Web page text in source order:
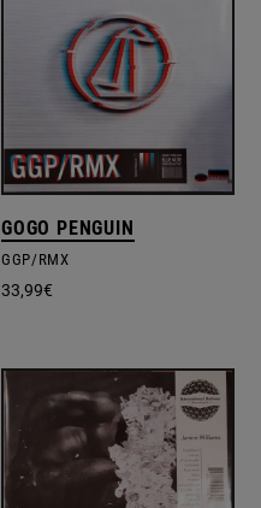
GOGO PENGUIN
GGP/RMX
33,99€